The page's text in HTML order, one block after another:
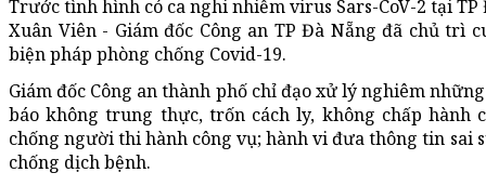
Trước tình hình có ca nghi nhiễm virus Sars-CoV-2 tại
Xuân Viên - Giám đốc Công an TP Đà Nẵng đã chủ trì
biện pháp phòng chống Covid-19.
Giám đốc Công an thành phố chỉ đạo xử lý nghiêm
báo không trung thực, trốn cách ly, không chấp hành
chống người thi hành công vụ; hành vi đưa thông tin sai
chống dịch bệnh.